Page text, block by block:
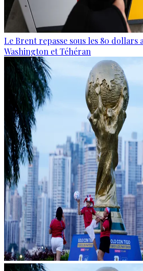
Le Brent repasse sous les 80 dollars
Washington et Téhéran